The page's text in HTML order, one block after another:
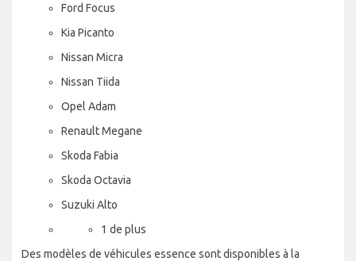
Ford Focus
Kia Picanto
Nissan Micra
Nissan Tiida
Opel Adam
Renault Megane
Skoda Fabia
Skoda Octavia
Suzuki Alto
1 de plus
Des modèles de véhicules essence sont disponibles à la